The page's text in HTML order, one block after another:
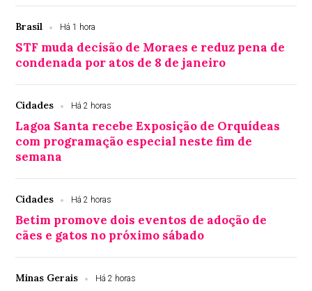
Brasil Há 1 hora
STF muda decisão de Moraes e reduz pena de
condenada por atos de 8 de janeiro
Cidades Há 2 horas
Lagoa Santa recebe Exposição de Orquídeas
com programação especial neste fim de
semana
Cidades Há 2 horas
Betim promove dois eventos de adoção de
cães e gatos no próximo sábado
Minas Gerais Há 2 horas